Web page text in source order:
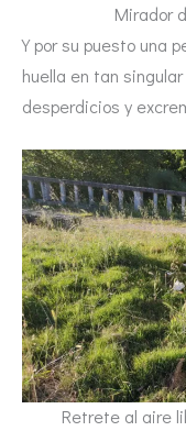
Mirador
Y por su puesto una
huella en tan
desperdicios y
Retrete al aire